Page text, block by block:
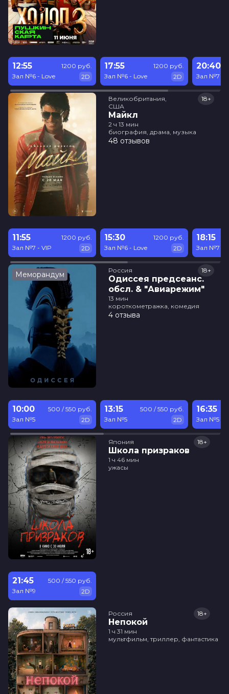
12:55
Зал №6 - Love
1200 руб.
2D
17:55
Зал №6 - Love
1200 руб.
2D
20:40
Зал №7 -
Великобритания,
США
Майкл
18+
2 ч 13 мин
биография, драма, музыка
48 отзывов
11:55
Зал №7 - VIP
1200 руб.
2D
15:30
Зал №6 - Love
1200 руб.
2D
18:15
Зал №7 -
Меморандум Россия
Одиссея предсеанс.
обсл. & "Авиарежим"
18+
13 мин
короткометражка, комедия
4 отзыва
10:00
Зал №5
500 / 550 руб.
2D
13:15
Зал №5
500 / 550 руб.
2D
16:35
Зал №5
Япония
Школа призраков
18+
1 ч 46 мин
ужасы
21:45
Зал №9
500 / 550 руб.
2D
Россия
Непокой
18+
1 ч 31 мин
мультфильм, триллер, фантастика